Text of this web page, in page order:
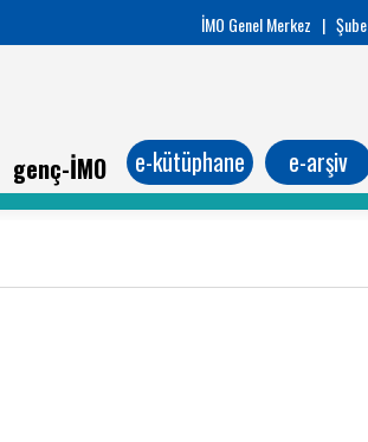
İMO Genel Merkez |
genç-İMO e-kütüphane e-arşiv